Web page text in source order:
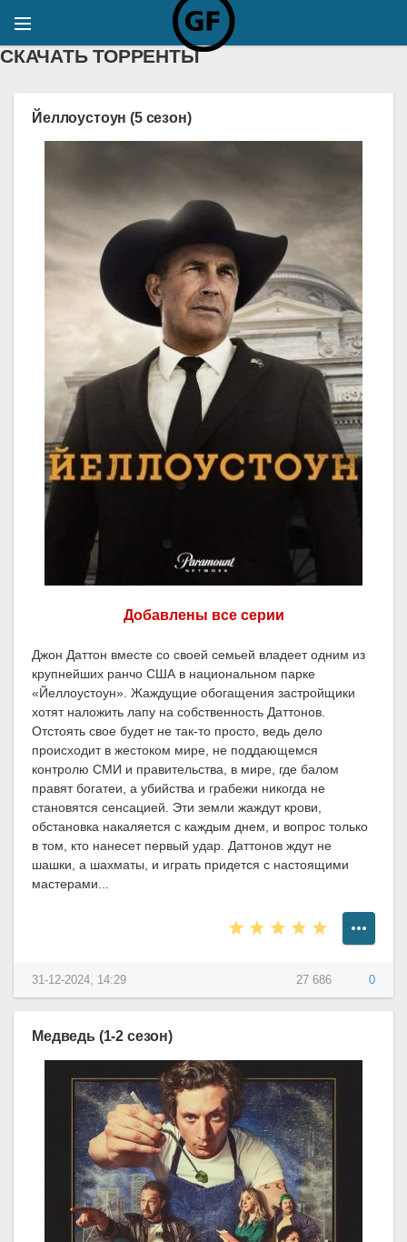
СКАЧАТЬ ТОРРЕНТЫ
Йеллоустоун (5 сезон)
Добавлены все серии
Джон Даттон вместе со своей семьей владеет одним из
крупнейших ранчо США в национальном парке
«Йеллоустоун». Жаждущие обогащения застройщики
хотят наложить лапу на собственность Даттонов.
Отстоять свое будет не так-то просто, ведь дело
происходит в жестоком мире, не поддающемся
контролю СМИ и правительства, в мире, где балом
правят богатеи, а убийства и грабежи никогда не
становятся сенсацией. Эти земли жаждут крови,
обстановка накаляется с каждым днем, и вопрос только
в том, кто нанесет первый удар. Даттонов ждут не
шашки, а шахматы, и играть придется с настоящими
мастерами...
27 686 0
31-12-2024, 14:29
Медведь (1-2 сезон)